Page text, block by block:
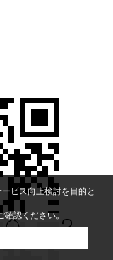
ビス向上検討を目的と
確認ください。